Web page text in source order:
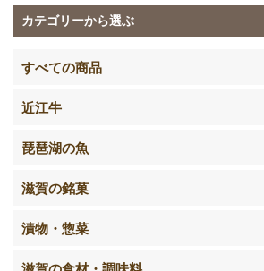
カテゴリーから選ぶ
すべての商品
近江牛
琵琶湖の魚
滋賀の銘菓
漬物・惣菜